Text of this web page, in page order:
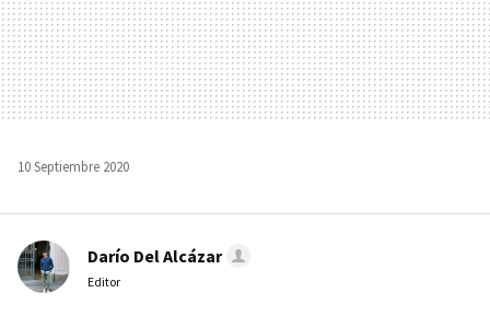
10 Septiembre 2020
Darío Del Alcázar
Editor